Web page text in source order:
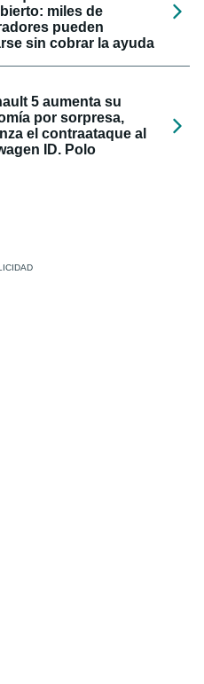
miles de
pueden
sin cobrar la ayuda
5 aumenta su
por sorpresa,
el contraataque al
ID. Polo